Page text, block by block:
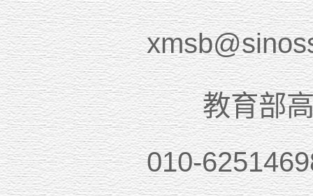
教育部高等
010-